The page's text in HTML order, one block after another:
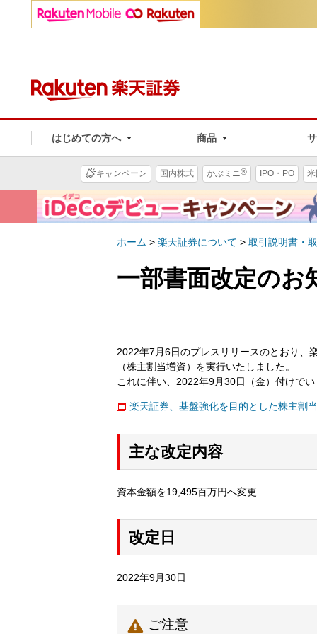
はじめての方へ 商品
キャンペーン 国内株式 かぶミニ® IPO・PO
ホーム > 楽天証券について > 取引説明書・
一部書面改定のお
2022年7月6日のプレスリリースのとおり、
（株主割当増資）を実行いたしました。
これに伴い、2022年9月30日（金）付けで
楽天証券、基盤強化を目的とした株主割
主な改定内容
資本金額を19,495百万円へ変更
改定日
2022年9月30日
 ご注意